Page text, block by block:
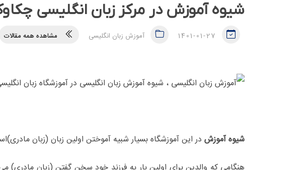
شیوه آموزش در مرکز زبان انگلیسی
1401-01-27 آموزش زبان انگلیسی مشاهده همه مقالات
شیوه آموزش در این آموزشگاه بسیار شبیه آموختن اولین زبان (زبان